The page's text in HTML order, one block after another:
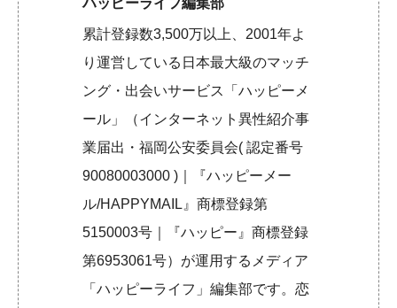
累計登録数3,500万以上、2001年よ
り運営している日本最大級のマッチ
ング・出会いサービス「ハッピーメ
ール」（インターネット異性紹介事
業届出・福岡公安委員会( 認定番号
90080003000 )｜『ハッピーメー
ル/HAPPYMAIL』商標登録第
5150003号｜『ハッピー』商標登録
第6953061号）が運用するメディア
「ハッピーライフ」編集部です。恋